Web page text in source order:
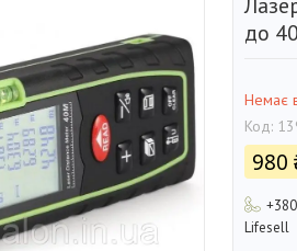
до
Немає
Код:
980
Lifesell